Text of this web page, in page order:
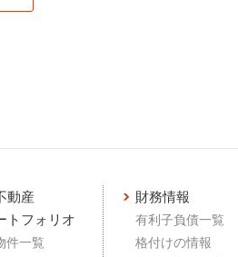
動産
トフォリオ
件一覧
財務情報
有利子負債一覧
格付けの情報